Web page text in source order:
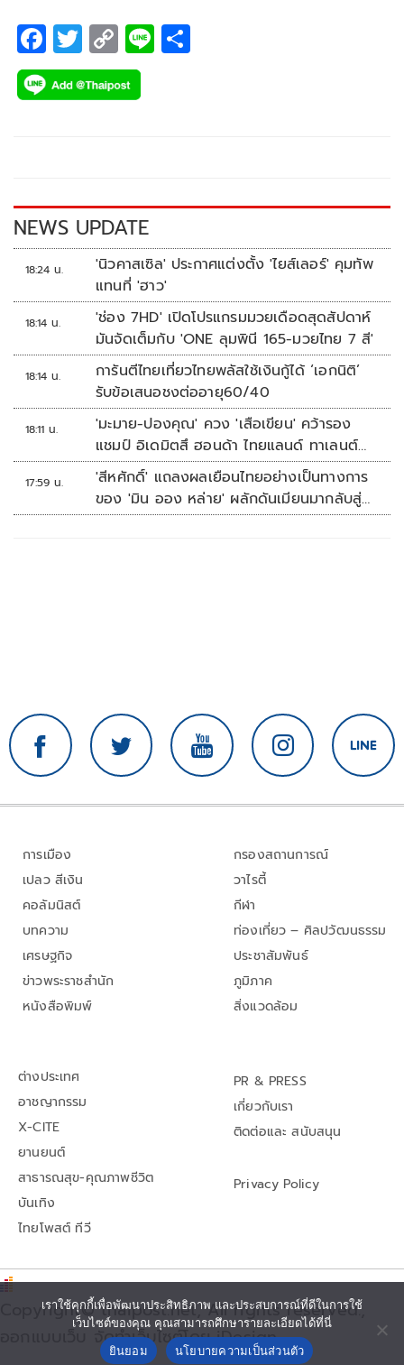
F
ac
e
k
T
wi
tt
C
o
p
k
Li
NEWS UPDATE
18:24 น.
'นิวคาสเซิล' ประกาศแต่งตั้ง 'ไยส์เลอร์' คุมทัพ
แทนที่ 'ฮาว'
18:14 น.
'ช่อง 7HD' เปิดโปรแกรมมวยเดือดสุดสัปดาห์
มันจัดเต็มกับ 'ONE ลุมพินี 165-มวยไทย 7 สี'
18:14 น.
การันตีไทยเที่ยวไทยพลัสใช้เงินกู้ได้ ‘เอกนิติ’
รับข้อเสนอชงต่ออายุ60/40
18:11 น.
'มะมาย-ปองคุณ' ควง 'เสือเขียน' คว้ารอง
แชมป์ อิเดมิตสึ ฮอนด้า ไทยแลนด์ ทาเลนต์
คัพ สนาม 3
17:59 น.
'สีหศักดิ์' แถลงผลเยือนไทยอย่างเป็นทางการ
ของ 'มิน ออง หล่าย' ผลักดันเมียนมากลับสู่
อาเซียน
การเมือง
เปลว สีเงิน
คอลัมนิสต์
บทความ
เศรษฐกิจ
ข่าวพระราชสำนัก
หนังสือพิมพ์
กรองสถานการณ์
วาไรตี้
กีฬา
ท่องเที่ยว – ศิลปวัฒนธรรม
ประชาสัมพันธ์
ภูมิภาค
สิ่งแวดล้อม
ต่างประเทศ
อาชญากรรม
X-CITE
ยานยนต์
สาธารณสุข-คุณภาพชีวิต
บันเทิง
ไทยโพสต์ ทีวี
PR & PRESS
เกี่ยวกับเรา
ติดต่อและ สนับสนุน
Privacy Policy
Copyright© thaipost.net, All rights reserved.,
ออกแบบเว็บ จัดทำเว็บไซต์โดย iDesign
เราใช้คุกกี้เพื่อพัฒนาประสิทธิภาพ และประสบการณ์ที่ดีในการใช้
เว็บไซต์ของคุณ คุณสามารถศึกษารายละเอียดได้ที่นี่
ยินยอม
นโยบายความเป็นส่วนตัว